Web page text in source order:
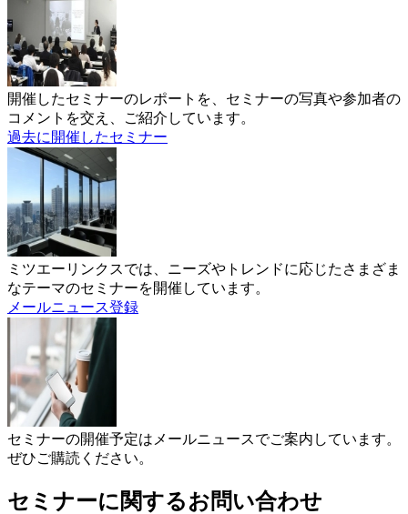
開催したセミナーのレポートを、セミナーの写真や参加者の
コメントを交え、ご紹介しています。
過去に開催したセミナー
ミツエーリンクスでは、ニーズやトレンドに応じたさまざま
なテーマのセミナーを開催しています。
メールニュース登録
セミナーの開催予定はメールニュースでご案内しています。
ぜひご購読ください。
セミナーに関するお問い合わせ